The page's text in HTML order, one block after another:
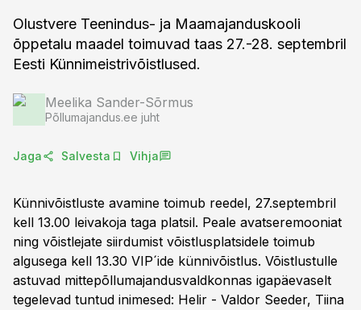
Olustvere Teenindus- ja Maamajanduskooli
õppetalu maadel toimuvad taas 27.-28. septembril
Eesti Künnimeistrivõistlused.
Meelika Sander-Sõrmus
Põllumajandus.ee juht
Jaga Salvesta Vihja
Künnivõistluste avamine toimub reedel, 27.septembril
kell 13.00 leivakoja taga platsil. Peale avatseremooniat
ning võistlejate siirdumist võistlusplatsidele toimub
algusega kell 13.30 VIP´ide künnivõistlus. Võistlustulle
astuvad mittepõllumajandusvaldkonnas igapäevaselt
tegelevad tuntud inimesed: Helir - Valdor Seeder, Tiina